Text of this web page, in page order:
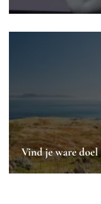
Vind je ware doel